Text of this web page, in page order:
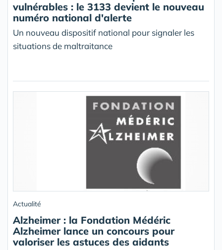
vulnérables : le 3133 devient le nouveau
numéro national d'alerte
Un nouveau dispositif national pour signaler les
situations de maltraitance
Actualité
Alzheimer : la Fondation Médéric
Alzheimer lance un concours pour
valoriser les astuces des aidants